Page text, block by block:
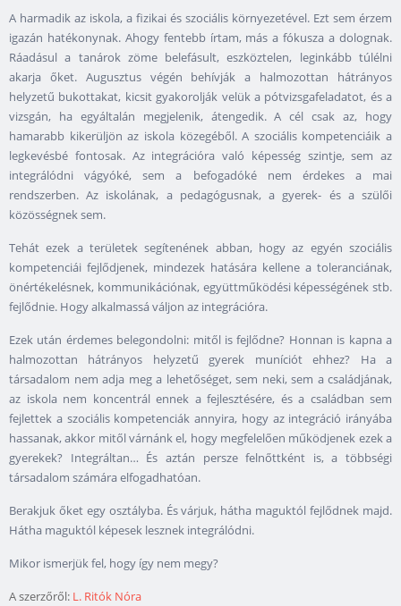
A harmadik az iskola, a fizikai és szociális környezetével. Ezt sem érzem
igazán hatékonynak. Ahogy fentebb írtam, más a fókusza a dolognak.
Ráadásul a tanárok zöme belefásult, eszköztelen, leginkább túlélni
akarja őket. Augusztus végén behívják a halmozottan hátrányos
helyzetű bukottakat, kicsit gyakorolják velük a pótvizsgafeladatot, és a
vizsgán, ha egyáltalán megjelenik, átengedik. A cél csak az, hogy
hamarabb kikerüljön az iskola közegéből. A szociális kompetenciáik a
legkevésbé fontosak. Az integrációra való képesség szintje, sem az
integrálódni vágyóké, sem a befogadóké nem érdekes a mai
rendszerben. Az iskolának, a pedagógusnak, a gyerek- és a szülői
közösségnek sem.
Tehát ezek a területek segítenének abban, hogy az egyén szociális
kompetenciái fejlődjenek, mindezek hatására kellene a toleranciának,
önértékelésnek, kommunikációnak, együttműködési képességének stb.
fejlődnie. Hogy alkalmassá váljon az integrációra.
Ezek után érdemes belegondolni: mitől is fejlődne? Honnan is kapna a
halmozottan hátrányos helyzetű gyerek muníciót ehhez? Ha a
társadalom nem adja meg a lehetőséget, sem neki, sem a családjának,
az iskola nem koncentrál ennek a fejlesztésére, és a családban sem
fejlettek a szociális kompetenciák annyira, hogy az integráció irányába
hassanak, akkor mitől várnánk el, hogy megfelelően működjenek ezek a
gyerekek? Integráltan… És aztán persze felnőttként is, a többségi
társadalom számára elfogadhatóan.
Berakjuk őket egy osztályba. És várjuk, hátha maguktól fejlődnek majd.
Hátha maguktól képesek lesznek integrálódni.
Mikor ismerjük fel, hogy így nem megy?
A szerzőről: L. Ritók Nóra